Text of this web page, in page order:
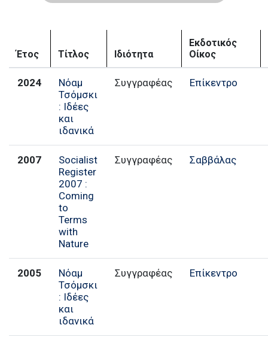
Έτος Τίτλος Ιδιότητα
Εκδοτικός
Οίκος
2024
Νόαμ
Τσόμσκι
: Ιδέες
και
ιδανικά
Συγγραφέας Επίκεντρο
2007
Socialist
Register
2007 :
Coming
to
Terms
with
Nature
Συγγραφέας Σαββάλας
2005
Νόαμ
Τσόμσκι
: Ιδέες
και
ιδανικά
Συγγραφέας Επίκεντρο